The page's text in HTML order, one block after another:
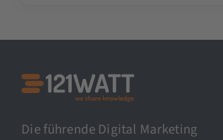
Die führende Digital Marketing